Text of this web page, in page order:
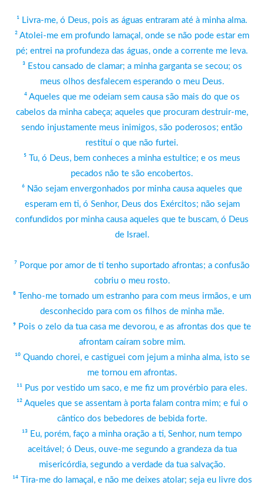
¹ Livra-me, ó Deus, pois as águas entraram até à minha alma.
² Atolei-me em profundo lamaçal, onde se não pode estar em
pé; entrei na profundeza das águas, onde a corrente me leva.
³ Estou cansado de clamar; a minha garganta se secou; os
meus olhos desfalecem esperando o meu Deus.
⁴ Aqueles que me odeiam sem causa são mais do que os
cabelos da minha cabeça; aqueles que procuram destruir-me,
sendo injustamente meus inimigos, são poderosos; então
restituí o que não furtei.
⁵ Tu, ó Deus, bem conheces a minha estultice; e os meus
pecados não te são encobertos.
⁶ Não sejam envergonhados por minha causa aqueles que
esperam em ti, ó Senhor, Deus dos Exércitos; não sejam
confundidos por minha causa aqueles que te buscam, ó Deus
de Israel.
⁷ Porque por amor de ti tenho suportado afrontas; a confusão
cobriu o meu rosto.
⁸ Tenho-me tornado um estranho para com meus irmãos, e um
desconhecido para com os filhos de minha mãe.
⁹ Pois o zelo da tua casa me devorou, e as afrontas dos que te
afrontam caíram sobre mim.
¹⁰ Quando chorei, e castiguei com jejum a minha alma, isto se
me tornou em afrontas.
¹¹ Pus por vestido um saco, e me fiz um provérbio para eles.
¹² Aqueles que se assentam à porta falam contra mim; e fui o
cântico dos bebedores de bebida forte.
¹³ Eu, porém, faço a minha oração a ti, Senhor, num tempo
aceitável; ó Deus, ouve-me segundo a grandeza da tua
misericórdia, segundo a verdade da tua salvação.
¹⁴ Tira-me do lamaçal, e não me deixes atolar; seja eu livre dos